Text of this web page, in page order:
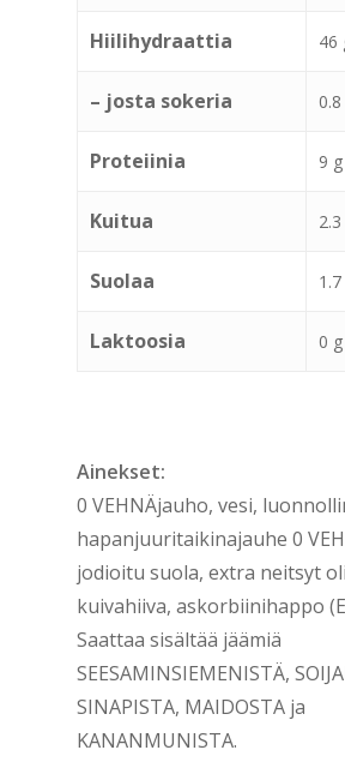
Hiilihydraattia 46
– josta sokeria
Proteiinia 9 g
Kuitua
Suolaa
Laktoosia 0 g
Ainekset:
0 VEHNÄjauho, vesi,
hapanjuuritaikinajauhe 0
jodioitu suola, extra neitsyt
kuivahiiva, askorbiinihappo
Saattaa sisältää jäämiä
SEESAMINSIEMENISTÄ,
SINAPISTA, MAIDOSTA ja
KANANMUNISTA.